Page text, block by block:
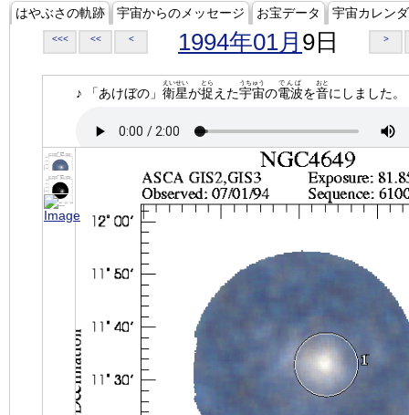
はやぶさの軌跡 宇宙からのメッセージ お宝データ 宇宙カレン
<<< << < 1994年01月 9日 >
♪ 「あけぼの」 衛星
えいせい
が捉
とら
えた宇宙
うちゅう
の電波
でんぱ
を音
おと
にしました。